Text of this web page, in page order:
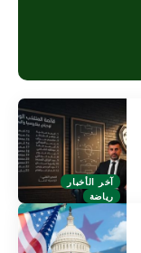
آخر الأخبار
رياضة